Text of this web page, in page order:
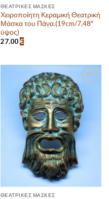
ΘΕΑΤΡΙΚΈΣ ΜΆΣΚΕΣ
Χειροποίητη Κεραμική Θεατρική
Μάσκα του Πάνα.(19cm/7,48″
ύψος)
27.00€
Πρόσθεσε
στην λίστα
επιθυμιών
ΘΕΑΤΡΙΚΈΣ ΜΆΣΚΕΣ